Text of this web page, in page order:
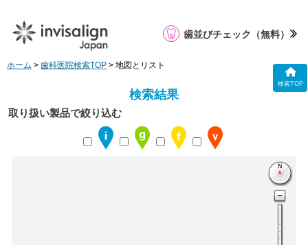
検索TOP
歯並びチェック （無料）
ホーム > 歯科医院検索TOP > 地図とリスト
検索結果
取り扱い製品で絞り込む